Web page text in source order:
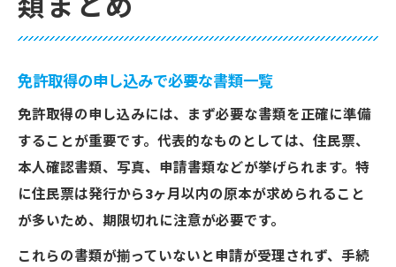
免許取得の申し込みで必要な書類一覧
免許取得の申し込みには、まず必要な書類を正確に準備
することが重要です。代表的なものとしては、住民票、
本人確認書類、写真、申請書類などが挙げられます。特
に住民票は発行から3ヶ月以内の原本が求められること
が多いため、期限切れに注意が必要です。
これらの書類が揃っていないと申請が受理されず、手続